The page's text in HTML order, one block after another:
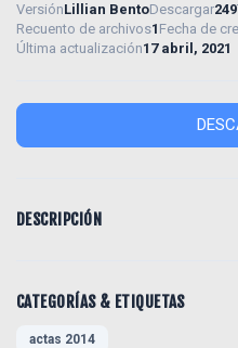
VersiónLillian BentoDescargar249
Recuento de archivos1 Fecha de
Última actualización17 abril, 2021
DESCRIPCIÓN
CATEGORÍAS & ETIQUETAS
actas 2014